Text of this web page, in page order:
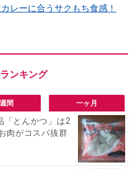
レーに合うサクもち食感！
間 一ヶ月
「とんかつ」は2
肉がコスパ抜群